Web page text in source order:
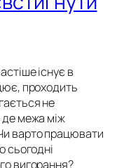
існує в
проходить
не
де межа між
варто працювати
сьогодні
вигорання?